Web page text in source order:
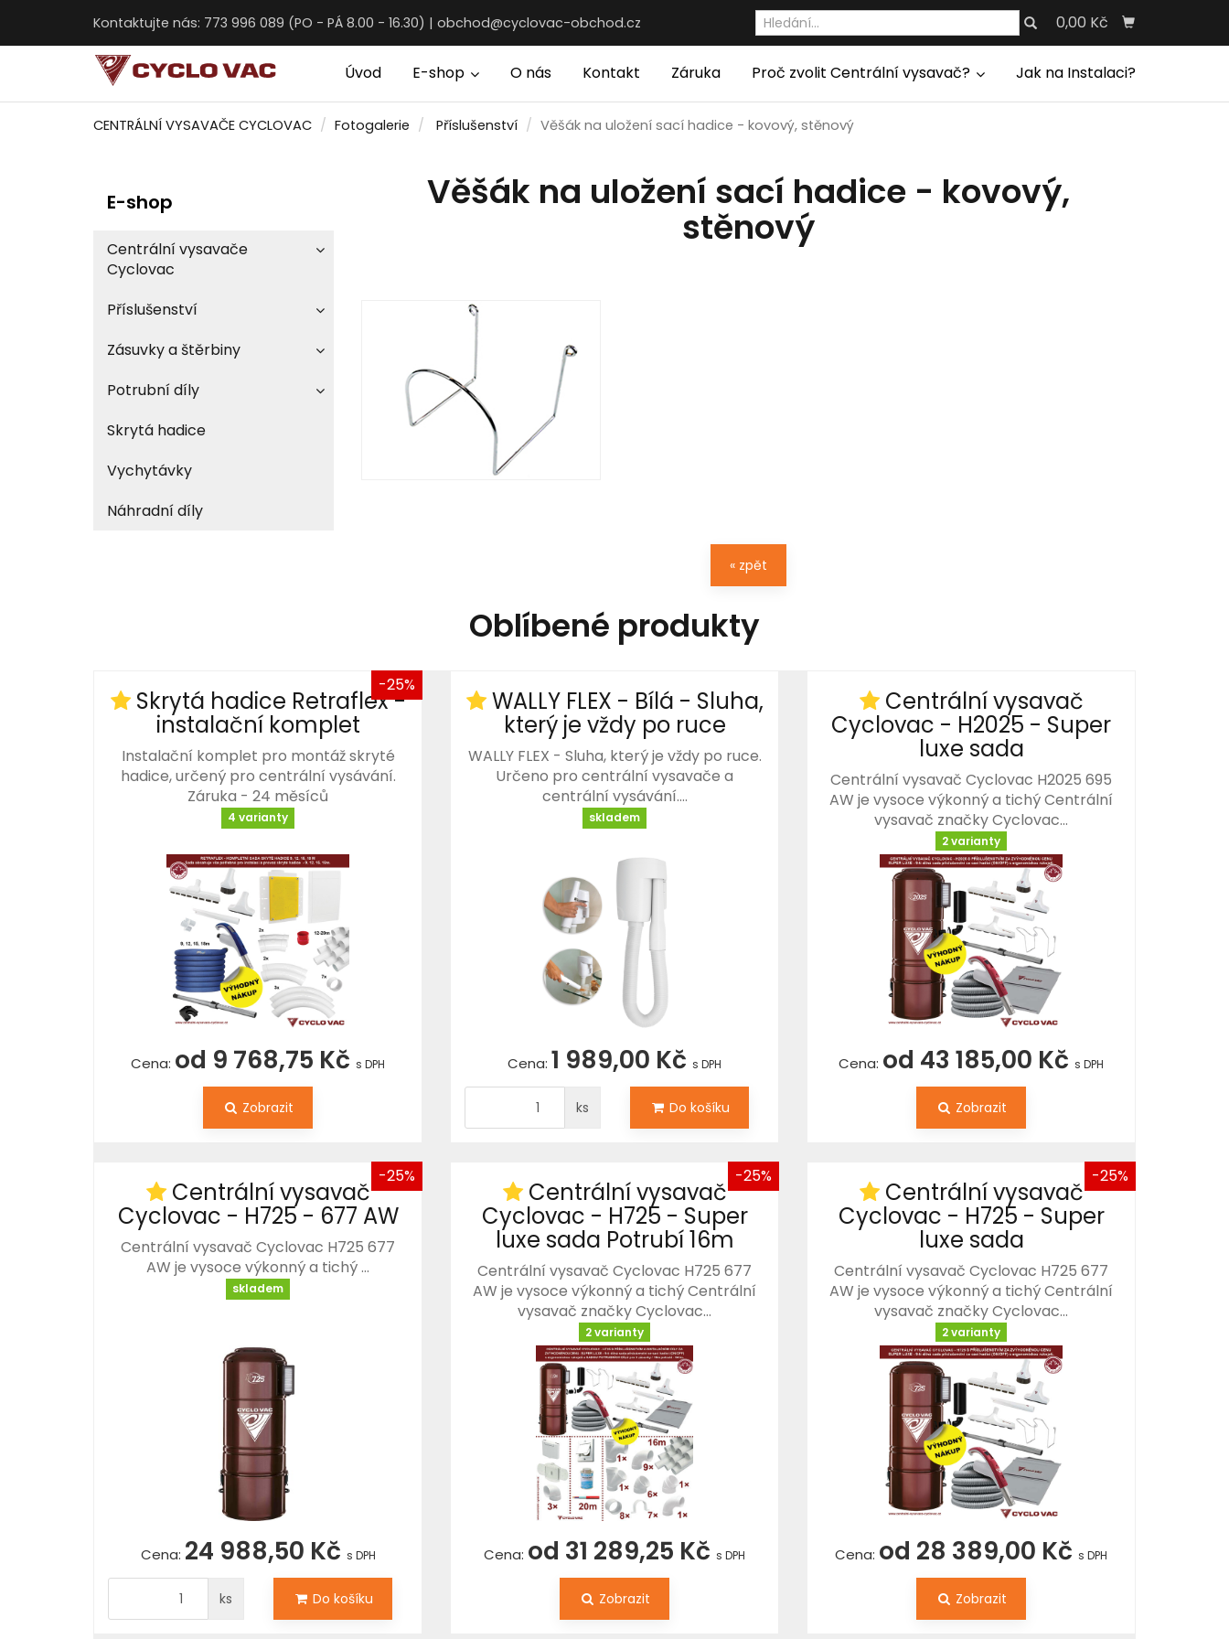
Kontaktujte nás: 773 996 089 (PO - PÁ 8.00 - 16.30) | obchod@cyclovac-obchod.cz 0,00 Kč
Úvod E-shop O nás Kontakt Záruka Proč zvolit Centrální vysavač? Jak na Instalaci?
CENTRÁLNÍ VYSAVAČE CYCLOVAC Fotogalerie Příslušenství Věšák na uložení sací hadice - kovový, stěnový
E-shop
Centrální vysavače
Cyclovac
Příslušenství
Zásuvky a štěrbiny
Potrubní díly
Skrytá hadice
Vychytávky
Náhradní díly
Věšák na uložení sací hadice - kovový,
stěnový
« zpět
Oblíbené produkty
-25%
Skrytá hadice Retraflex -
instalační komplet
Instalační komplet pro montáž skryté
hadice, určený pro centrální vysávání.
Záruka - 24 měsíců
4 varianty
Cena: od 9 768,75 Kč s DPH
Zobrazit
WALLY FLEX - Bílá - Sluha,
který je vždy po ruce
WALLY FLEX - Sluha, který je vždy po ruce.
Určeno pro centrální vysavače a
centrální vysávání.…
skladem
Cena: 1 989,00 Kč s DPH
ks Do košíku
Centrální vysavač
Cyclovac - H2025 - Super
luxe sada
Centrální vysavač Cyclovac H2025 695
AW je vysoce výkonný a tichý Centrální
vysavač značky Cyclovac…
2 varianty
Cena: od 43 185,00 Kč s DPH
Zobrazit
-25%
Centrální vysavač
Cyclovac - H725 - 677 AW
Centrální vysavač Cyclovac H725 677
AW je vysoce výkonný a tichý …
skladem
Cena: 24 988,50 Kč s DPH
ks Do košíku
-25%
Centrální vysavač
Cyclovac - H725 - Super
luxe sada Potrubí 16m
Centrální vysavač Cyclovac H725 677
AW je vysoce výkonný a tichý Centrální
vysavač značky Cyclovac…
2 varianty
Cena: od 31 289,25 Kč s DPH
Zobrazit
-25%
Centrální vysavač
Cyclovac - H725 - Super
luxe sada
Centrální vysavač Cyclovac H725 677
AW je vysoce výkonný a tichý Centrální
vysavač značky Cyclovac…
2 varianty
Cena: od 28 389,00 Kč s DPH
Zobrazit